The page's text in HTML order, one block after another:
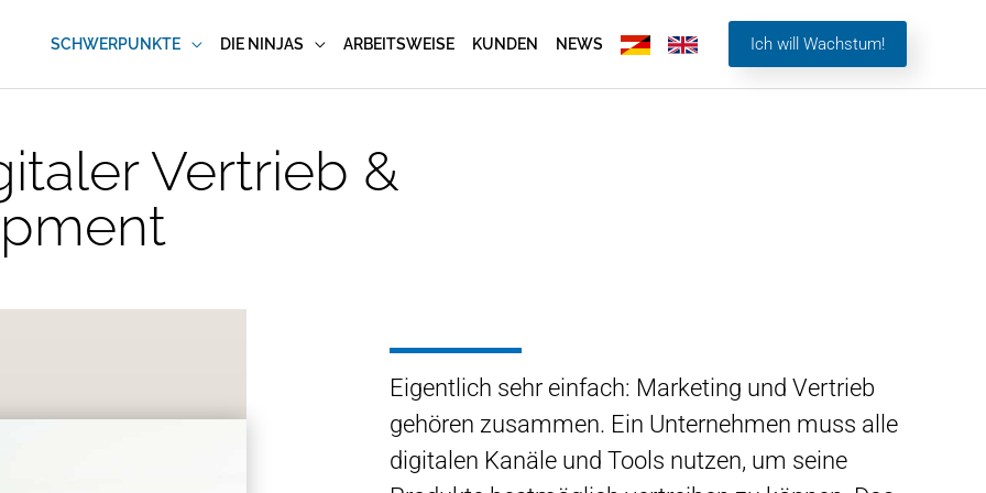
SCHWERPUNKTE DIE NINJAS ARBEITSWEISE KUNDEN NEWS Ich will Wachstum!
Vertrieb &
Eigentlich sehr einfach: Marketing und Vertrieb
gehören zusammen. Ein Unternehmen muss alle
digitalen Kanäle und Tools nutzen, um seine